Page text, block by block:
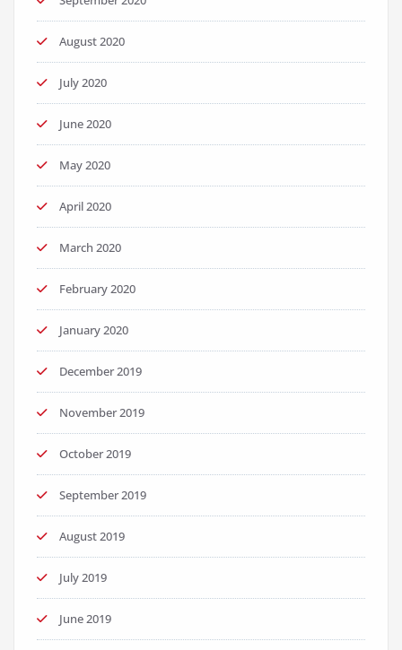
August 2020
July 2020
June 2020
May 2020
April 2020
March 2020
February 2020
January 2020
December 2019
November 2019
October 2019
September 2019
August 2019
July 2019
June 2019